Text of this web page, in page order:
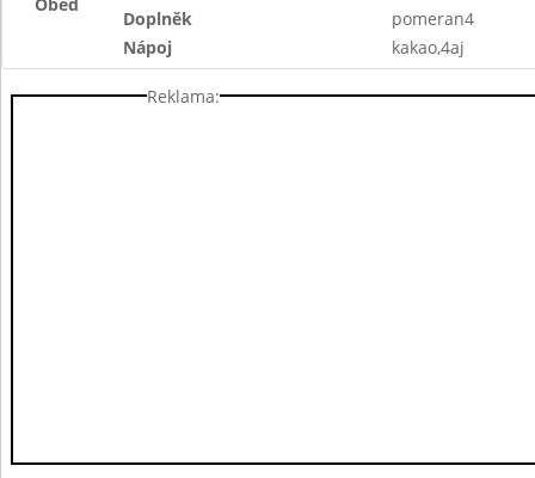
Doplněk
pomeran4
Nápoj
kakao,4aj
Reklama: